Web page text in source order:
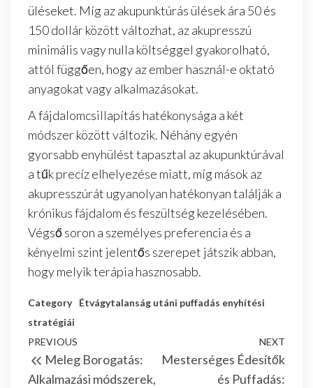
üléseket. Míg az akupunktúrás ülések ára 50 és
150 dollár között változhat, az akupresszú
minimális vagy nulla költséggel gyakorolható,
attól függően, hogy az ember használ-e oktató
anyagokat vagy alkalmazásokat.
A fájdalomcsillapítás hatékonysága a két
módszer között változik. Néhány egyén
gyorsabb enyhülést tapasztal az akupunktúrával
a tűk precíz elhelyezése miatt, míg mások az
akupresszúrát ugyanolyan hatékonyan találják a
krónikus fájdalom és feszültség kezelésében.
Végső soron a személyes preferencia és a
kényelmi szint jelentős szerepet játszik abban,
hogy melyik terápia hasznosabb.
Category
Étvágytalanság utáni puffadás enyhítési
stratégiái
Post
navigation
Previous
Post
PREVIOUS
Meleg Borogatás:
Alkalmazási módszerek,
Post
NEXT
Mesterséges Édesítők
és Puffadás: